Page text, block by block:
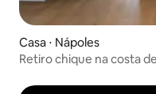
Casa ⋅ Nápoles
Retiro chique na costa